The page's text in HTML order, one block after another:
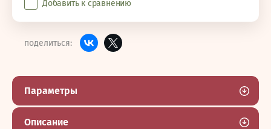
Добавить к сравнению
поделиться:
Параметры
Описание